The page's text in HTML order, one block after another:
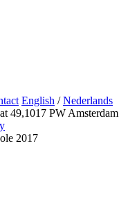
English /Nederlands
49,1017 PW Amsterdam
2017